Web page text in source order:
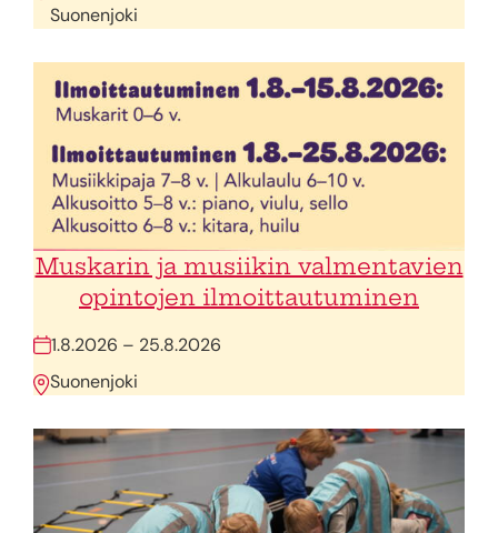
Suonenjoki
Muskarin ja musiikin valmentavien
opintojen ilmoittautuminen
1.8.2026 – 25.8.2026
Suonenjoki